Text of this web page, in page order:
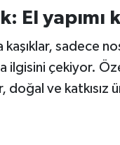
El yapımı
sadece
ilgisini çekiyor.
doğal ve